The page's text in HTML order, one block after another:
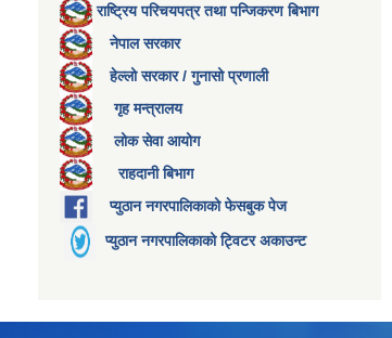
राष्ट्रिय परिचयपत्र तथा पन्जिकरण बिभाग
नेपाल सरकार
हेल्लो सरकार / गुनासो प्रणाली
गृह मन्त्रालय
लोक सेवा आयोग
राहदानी बिभाग
प्युठान नगरपालिकाको फेसबुक पेज
प्युठान नगरपालिकाको ट्विटर अकाउन्ट